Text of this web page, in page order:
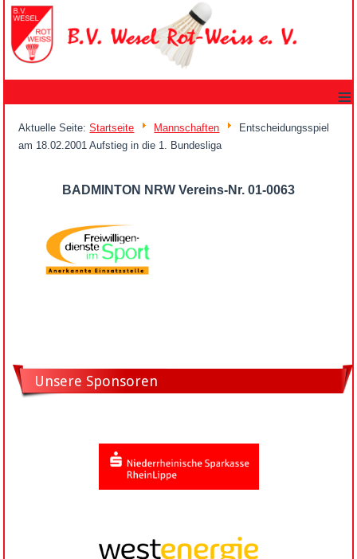
≡
Aktuelle Seite:Startseite Mannschaften
Entscheidungsspiel
am 18.02.2001 Aufstieg in die 1. Bundesliga
BADMINTON NRW Vereins-Nr. 01-0063
Unsere Sponsoren